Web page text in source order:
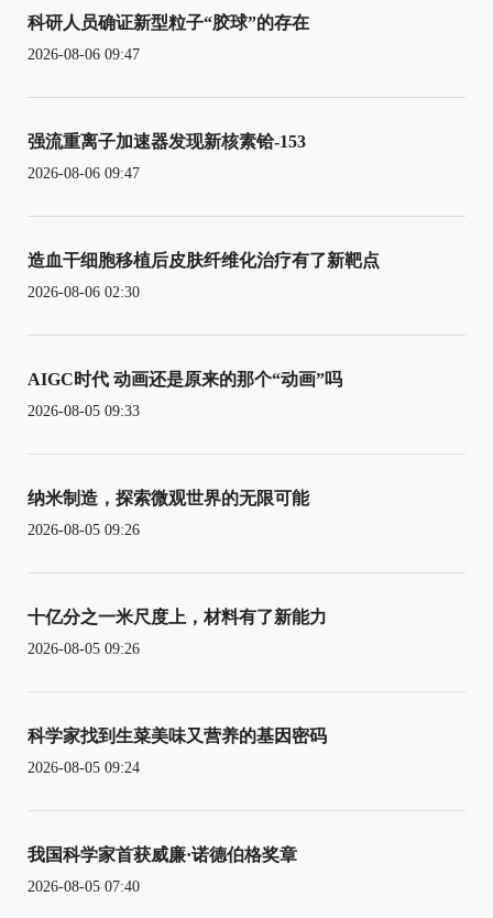
科研人员确证新型粒子“胶球”的存在
2026-08-06 09:47
强流重离子加速器发现新核素铪-153
2026-08-06 09:47
造血干细胞移植后皮肤纤维化治疗有了新靶点
2026-08-06 02:30
AIGC时代 动画还是原来的那个“动画”吗
2026-08-05 09:33
纳米制造，探索微观世界的无限可能
2026-08-05 09:26
十亿分之一米尺度上，材料有了新能力
2026-08-05 09:26
科学家找到生菜美味又营养的基因密码
2026-08-05 09:24
我国科学家首获威廉·诺德伯格奖章
2026-08-05 07:40